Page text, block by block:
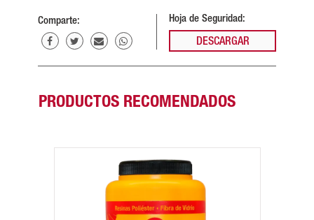
Comparte: Hoja de Seguridad:
DESCARGAR
PRODUCTOS RECOMENDADOS